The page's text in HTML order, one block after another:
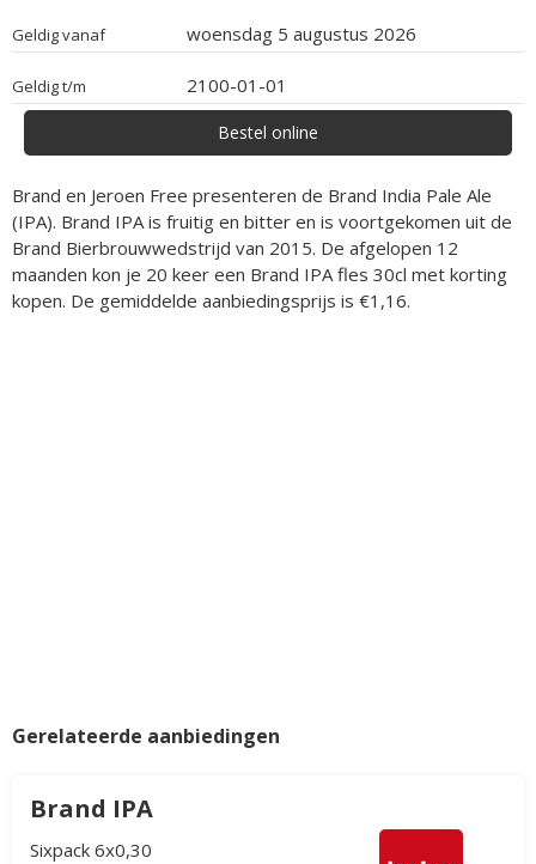
Geldig vanaf woensdag 5 augustus 2026
Geldig t/m 2100-01-01
Bestel online
Brand en Jeroen Free presenteren de Brand India Pale Ale
(IPA). Brand IPA is fruitig en bitter en is voortgekomen uit de
Brand Bierbrouwwedstrijd van 2015. De afgelopen 12
maanden kon je 20 keer een Brand IPA fles 30cl met korting
kopen. De gemiddelde aanbiedingsprijs is €1,16.
Gerelateerde aanbiedingen
Brand IPA
Sixpack 6x0,30